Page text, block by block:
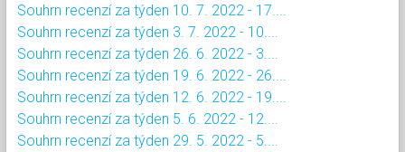
Souhrn recenzí za týden 10. 7. 2022 - 17....
Souhrn recenzí za týden 3. 7. 2022 - 10....
Souhrn recenzí za týden 26. 6. 2022 - 3....
Souhrn recenzí za týden 19. 6. 2022 - 26....
Souhrn recenzí za týden 12. 6. 2022 - 19....
Souhrn recenzí za týden 5. 6. 2022 - 12....
Souhrn recenzí za týden 29. 5. 2022 - 5....